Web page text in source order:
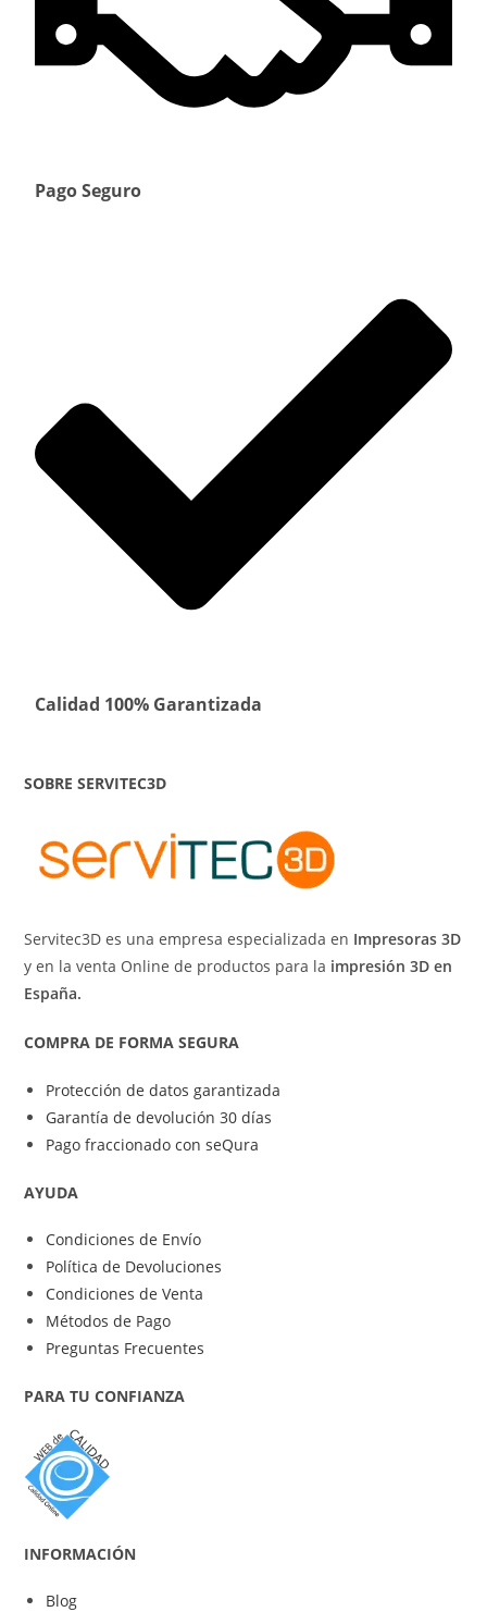
Pago Seguro
Calidad 100% Garantizada
SOBRE SERVITEC3D
Servitec3D es una empresa especializada en Impresoras 3D
y en la venta Online de productos para la impresión 3D en
España.
COMPRA DE FORMA SEGURA
Protección de datos garantizada
Garantía de devolución 30 días
Pago fraccionado con seQura
AYUDA
Condiciones de Envío
Política de Devoluciones
Condiciones de Venta
Métodos de Pago
Preguntas Frecuentes
PARA TU CONFIANZA
INFORMACIÓN
Blog